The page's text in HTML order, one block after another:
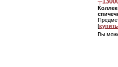
[купить
Вы